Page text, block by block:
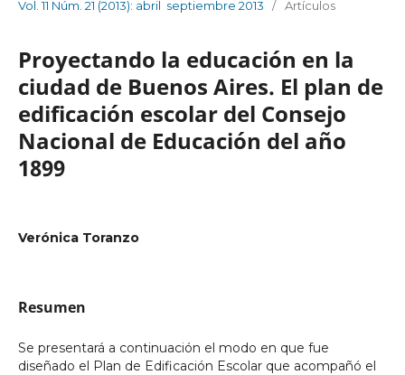
Vol. 11 Núm. 21 (2013): abril  septiembre 2013
/ Artículos
Proyectando la educación en la
ciudad de Buenos Aires. El plan de
edificación escolar del Consejo
Nacional de Educación del año
1899
Verónica Toranzo
Resumen
Se presentará a continuación el modo en que fue
diseñado el Plan de Edificación Escolar que acompañó el